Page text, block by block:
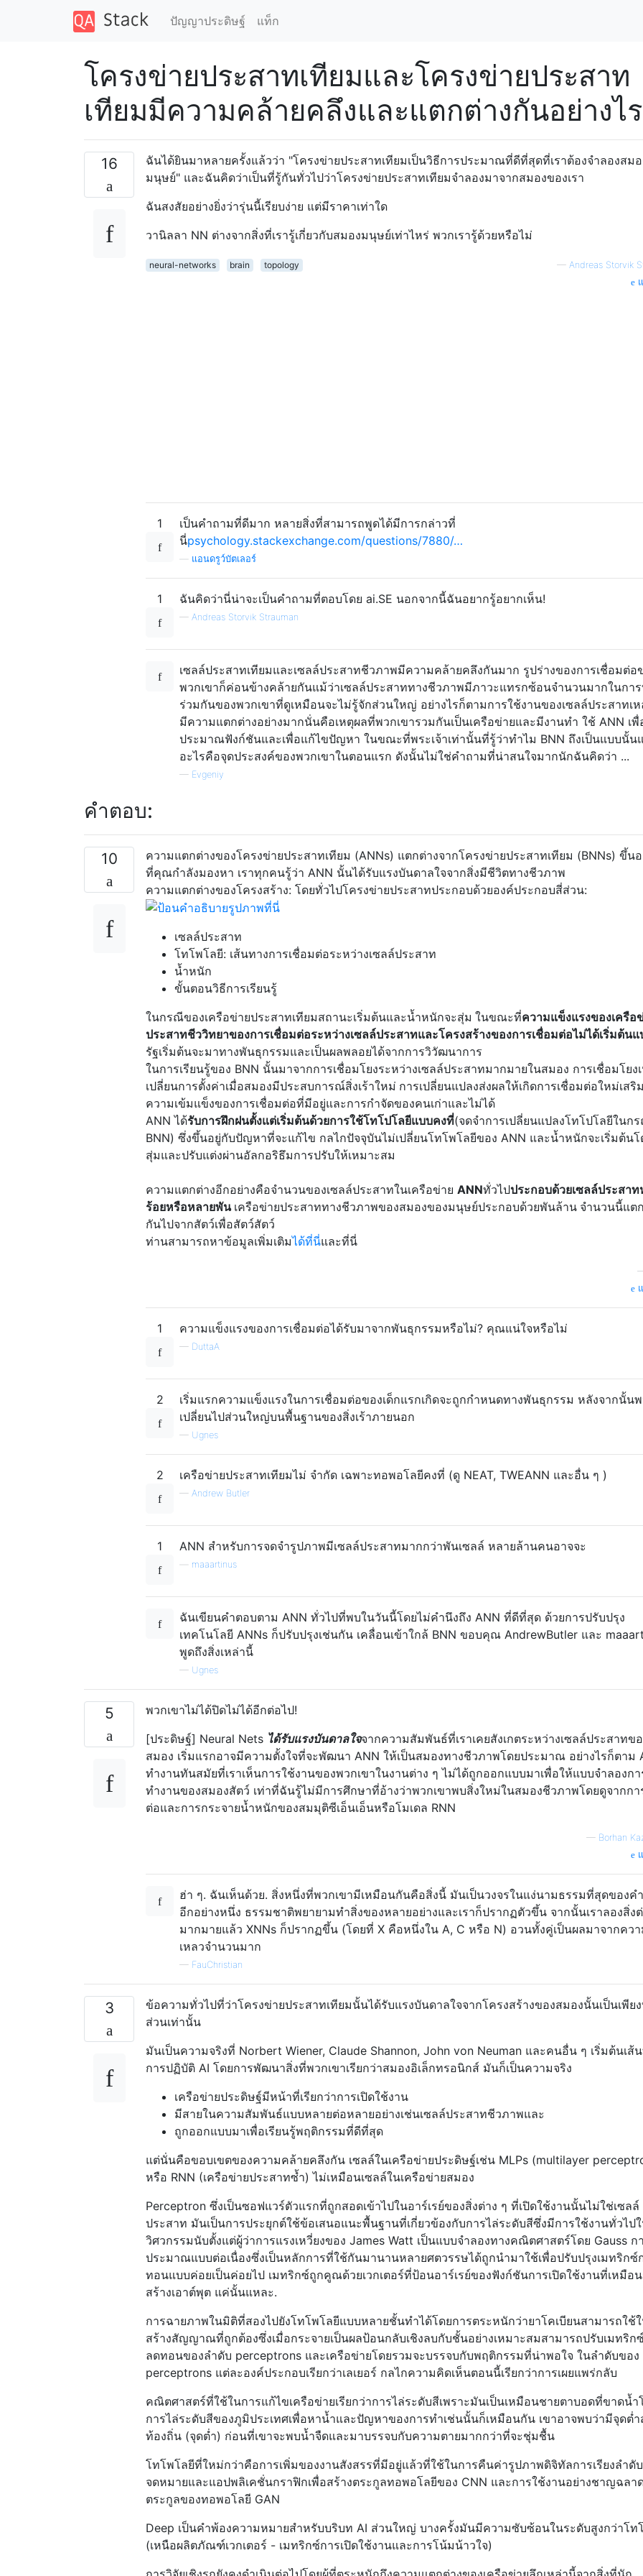
ปัญญาประดิษฐ์ แท็ก
โครงข่ายประสาทเทียมและโครงข่ายประสาท
เทียมมีความคล้ายคลึงและแตกต่างกันอย่างไร
16
ฉันได้ยินมาหลายครั้งแล้วว่า "โครงข่ายประสาทเทียมเป็นวิธีการประมาณที่ดีที่สุดที่เราต้องจำลองสมอ
มนุษย์" และฉันคิดว่าเป็นที่รู้กันทั่วไปว่าโครงข่ายประสาทเทียมจำลองมาจากสมองของเรา
ฉันสงสัยอย่างยิ่งว่ารุ่นนี้เรียบง่าย แต่มีราคาเท่าใด
วานิลลา NN ต่างจากสิ่งที่เรารู้เกี่ยวกับสมองมนุษย์เท่าไหร่ พวกเรารู้ด้วยหรือไม่
neural-networks brain topology — Andreas Storvik
1
เป็นคำถามที่ดีมาก หลายสิ่งที่สามารถพูดได้มีการกล่าวที่
นี่psychology.stackexchange.com/questions/7880/…
แอนดรูว์บัตเลอร์
1 ฉันคิดว่านี่น่าจะเป็นคำถามที่ตอบโดย ai.SE นอกจากนี้ฉันอยากรู้อยากเห็น!
— Andreas Storvik Strauman
เซลล์ประสาทเทียมและเซลล์ประสาทชีวภาพมีความคล้ายคลึงกันมาก รูปร่างของการเชื่อมต่อ
พวกเขาก็ค่อนข้างคล้ายกันแม้ว่าเซลล์ประสาททางชีวภาพมีภาวะแทรกซ้อนจำนวนมากในกา
ร่วมกันของพวกเขาที่ดูเหมือนจะไม่รู้จักส่วนใหญ่ อย่างไรก็ตามการใช้งานของเซลล์ประสาทเ
มีความแตกต่างอย่างมากนั่นคือเหตุผลที่พวกเขารวมกันเป็นเครือข่ายและมีงานทำ ใช้ ANN เพื่
ประมาณฟังก์ชันและเพื่อแก้ไขปัญหา ในขณะที่พระเจ้าเท่านั้นที่รู้ว่าทำไม BNN ถึงเป็นแบบนั้น
อะไรคือจุดประสงค์ของพวกเขาในตอนแรก ดังนั้นไม่ใช่คำถามที่น่าสนใจมากนักฉันคิดว่า ...
— Evgeniy
คำตอบ:
10
ความแตกต่างของโครงข่ายประสาทเทียม (ANNs) แตกต่างจากโครงข่ายประสาทเทียม (BNNs) ขึ้น
ที่คุณกำลังมองหา เราทุกคนรู้ว่า ANN นั้นได้รับแรงบันดาลใจจากสิ่งมีชีวิตทางชีวภาพ
ความแตกต่างของโครงสร้าง: โดยทั่วไปโครงข่ายประสาทประกอบด้วยองค์ประกอบสี่ส่วน:
เซลล์ประสาท
โทโพโลยี: เส้นทางการเชื่อมต่อระหว่างเซลล์ประสาท
น้ำหนัก
ขั้นตอนวิธีการเรียนรู้
ในกรณีของเครือข่ายประสาทเทียมสถานะเริ่มต้นและน้ำหนักจะสุ่ม ในขณะที่ความแข็งแรงของเครือ
ประสาทชีววิทยาของการเชื่อมต่อระหว่างเซลล์ประสาทและโครงสร้างของการเชื่อมต่อไม่ได้เริ่มต้น
รัฐเริ่มต้นจะมาทางพันธุกรรมและเป็นผลพลอยได้จากการวิวัฒนาการ
ในการเรียนรู้ของ BNN นั้นมาจากการเชื่อมโยงระหว่างเซลล์ประสาทมากมายในสมอง การเชื่อมโยง
เปลี่ยนการตั้งค่าเมื่อสมองมีประสบการณ์สิ่งเร้าใหม่ การเปลี่ยนแปลงส่งผลให้เกิดการเชื่อมต่อใหม่เสริ
ความเข้มแข็งของการเชื่อมต่อที่มีอยู่และการกำจัดของคนเก่าและไม่ได้
ANN ได้รับการฝึกฝนตั้งแต่เริ่มต้นด้วยการใช้โทโปโลยีแบบคงที่(จดจำการเปลี่ยนแปลงโทโปโลยีในก
BNN) ซึ่งขึ้นอยู่กับปัญหาที่จะแก้ไข กลไกปัจจุบันไม่เปลี่ยนโทโพโลยีของ ANN และน้ำหนักจะเริ่มต้นโ
สุ่มและปรับแต่งผ่านอัลกอริธึมการปรับให้เหมาะสม
ความแตกต่างอีกอย่างคือจำนวนของเซลล์ประสาทในเครือข่าย ANNทั่วไปประกอบด้วยเซลล์ประสา
ร้อยหรือหลายพัน เครือข่ายประสาททางชีวภาพของสมองของมนุษย์ประกอบด้วยพันล้าน จำนวนนี้แต
กันไปจากสัตว์เพื่อสัตว์สัตว์
ท่านสามารถหาข้อมูลเพิ่มเติมได้ที่นี่และที่นี่
1 ความแข็งแรงของการเชื่อมต่อได้รับมาจากพันธุกรรมหรือไม่? คุณแน่ใจหรือไม่
— DuttaA
2
เริ่มแรกความแข็งแรงในการเชื่อมต่อของเด็กแรกเกิดจะถูกกำหนดทางพันธุกรรม หลังจากนั้นพ
เปลี่ยนไปส่วนใหญ่บนพื้นฐานของสิ่งเร้าภายนอก
— Ugnes
2 เครือข่ายประสาทเทียมไม่ จำกัด เฉพาะทอพอโลยีคงที่ (ดู NEAT, TWEANN และอื่น ๆ )
— Andrew Butler
1 ANN สำหรับการจดจำรูปภาพมีเซลล์ประสาทมากกว่าพันเซลล์ หลายล้านคนอาจจะ
maaartinus
ฉันเขียนคำตอบตาม ANN ทั่วไปที่พบในวันนี้โดยไม่คำนึงถึง ANN ที่ดีที่สุด ด้วยการปรับปรุง
เทคโนโลยี ANNs ก็ปรับปรุงเช่นกัน เคลื่อนเข้าใกล้ BNN ขอบคุณ AndrewButler และ
พูดถึงสิ่งเหล่านี้
— Ugnes
5
พวกเขาไม่ได้ปิดไม่ได้อีกต่อไป!
[ประดิษฐ์] Neural Nets ได้รับแรงบันดาลใจจากความสัมพันธ์ที่เราเคยสังเกตระหว่างเซลล์ประสาทข
สมอง เริ่มแรกอาจมีความตั้งใจที่จะพัฒนา ANN ให้เป็นสมองทางชีวภาพโดยประมาณ อย่างไรก็ตาม
ทำงานทันสมัยที่เราเห็นการใช้งานของพวกเขาในงานต่าง ๆ ไม่ได้ถูกออกแบบมาเพื่อให้แบบจำลองกา
ทำงานของสมองสัตว์ เท่าที่ฉันรู้ไม่มีการศึกษาที่อ้างว่าพวกเขาพบสิ่งใหม่ในสมองชีวภาพโดยดูจากกา
ต่อและการกระจายน้ำหนักของสมมุติซีเอ็นเอ็นหรือโมเดล RNN
— Borhan
ฮ่า ๆ. ฉันเห็นด้วย. สิ่งหนึ่งที่พวกเขามีเหมือนกันคือสิ่งนี้ มันเป็นวงจรในแง่นามธรรมที่สุดของค
อีกอย่างหนึ่ง ธรรมชาติพยายามทำสิ่งของหลายอย่างและเราก็ปรากฏตัวขึ้น จากนั้นเราลองสิ่ง
มากมายแล้ว XNNs ก็ปรากฏขึ้น (โดยที่ X คือหนึ่งใน A, C หรือ N) อวนทั้งคู่เป็นผลมาจากคว
เหลวจำนวนมาก
— FauChristian
3
ข้อความทั่วไปที่ว่าโครงข่ายประสาทเทียมนั้นได้รับแรงบันดาลใจจากโครงสร้างของสมองนั้นเป็นเพียง
ส่วนเท่านั้น
มันเป็นความจริงที่ Norbert Wiener, Claude Shannon, John von Neuman และคนอื่น ๆ เริ่มต้นเส้
การปฏิบัติ AI โดยการพัฒนาสิ่งที่พวกเขาเรียกว่าสมองอิเล็กทรอนิกส์ มันก็เป็นความจริง
เครือข่ายประดิษฐ์มีหน้าที่เรียกว่าการเปิดใช้งาน
มีสายในความสัมพันธ์แบบหลายต่อหลายอย่างเช่นเซลล์ประสาทชีวภาพและ
ถูกออกแบบมาเพื่อเรียนรู้พฤติกรรมที่ดีที่สุด
แต่นั่นคือขอบเขตของความคล้ายคลึงกัน เซลล์ในเครือข่ายประดิษฐ์เช่น MLPs (multilayer
หรือ RNN (เครือข่ายประสาทซ้ำ) ไม่เหมือนเซลล์ในเครือข่ายสมอง
Perceptron ซึ่งเป็นซอฟแวร์ตัวแรกที่ถูกสอดเข้าไปในอาร์เรย์ของสิ่งต่าง ๆ ที่เปิดใช้งานนั้นไม่ใช่เซลล์
ประสาท มันเป็นการประยุกต์ใช้ข้อเสนอแนะพื้นฐานที่เกี่ยวข้องกับการไล่ระดับสีซึ่งมีการใช้งานทั่วไป
วิศวกรรมนับตั้งแต่ผู้ว่าการแรงเหวี่ยงของ James Watt เป็นแบบจำลองทางคณิตศาสตร์โดย Gauss ก
ประมาณแบบต่อเนื่องซึ่งเป็นหลักการที่ใช้กันมานานหลายศตวรรษได้ถูกนำมาใช้เพื่อปรับปรุงเมทริกซ์
ทอนแบบค่อยเป็นค่อยไป เมทริกซ์ถูกคูณด้วยเวกเตอร์ที่ป้อนอาร์เรย์ของฟังก์ชันการเปิดใช้งานที่เหมือ
สร้างเอาต์พุต แค่นั้นแหละ.
การฉายภาพในมิติที่สองไปยังโทโพโลยีแบบหลายชั้นทำได้โดยการตระหนักว่ายาโคเบียนสามารถใช้
สร้างสัญญาณที่ถูกต้องซึ่งเมื่อกระจายเป็นผลป้อนกลับเชิงลบกับชั้นอย่างเหมาะสมสามารถปรับเมทริก
ลดทอนของลำดับ perceptrons และเครือข่ายโดยรวมจะบรรจบกับพฤติกรรมที่น่าพอใจ ในลำดับของ
perceptrons แต่ละองค์ประกอบเรียกว่าเลเยอร์ กลไกความคิดเห็นตอนนี้เรียกว่าการเผยแพร่กลับ
คณิตศาสตร์ที่ใช้ในการแก้ไขเครือข่ายเรียกว่าการไล่ระดับสีเพราะมันเป็นเหมือนชายตาบอดที่ขาดน้ำ
การไล่ระดับสีของภูมิประเทศเพื่อหาน้ำและปัญหาของการทำเช่นนั้นก็เหมือนกัน เขาอาจพบว่ามีจุดต่
ท้องถิ่น (จุดต่ำ) ก่อนที่เขาจะพบน้ำจืดและมาบรรจบกับความตายมากกว่าที่จะชุ่มชื้น
โทโพโลยีที่ใหม่กว่าคือการเพิ่มของงานสังสรรที่มีอยู่แล้วที่ใช้ในการคืนค่ารูปภาพดิจิทัลการเรียงลำดับ
จดหมายและแอปพลิเคชั่นกราฟิกเพื่อสร้างตระกูลทอพอโลยีของ CNN และการใช้งานอย่างชาญฉลา
ตระกูลของทอพอโลยี GAN
Deep เป็นคำพ้องความหมายสำหรับบริบท AI ส่วนใหญ่ บางครั้งมันมีความซับซ้อนในระดับสูงกว่าโท
(เหนือผลิตภัณฑ์เวกเตอร์ - เมทริกซ์การเปิดใช้งานและการโน้มน้าวใจ)